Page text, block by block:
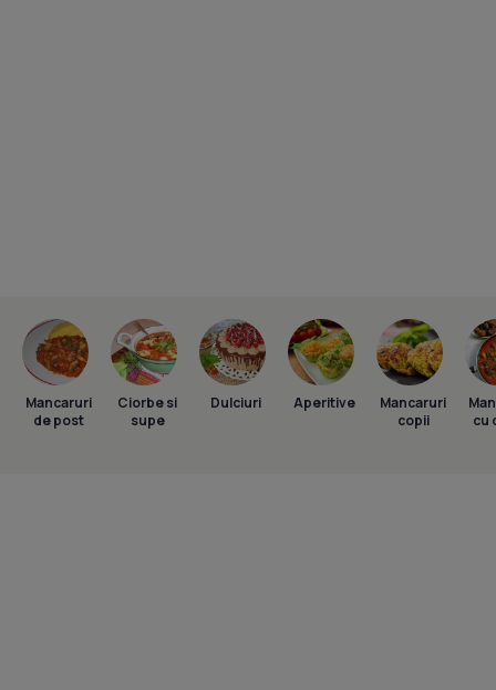
Mancaruri
de post
Ciorbe si
supe
Dulciuri Aperitive
Mancaruri
copii
cu